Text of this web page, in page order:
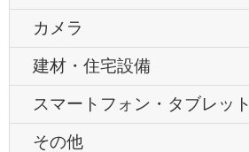
カメラ
建材・住宅設備
スマートフォン・タブレット
その他